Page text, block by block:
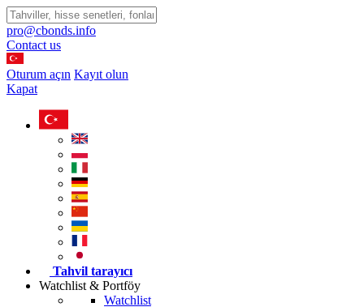
pro@cbonds.info
Contact us
Oturum açın Kayıt olun
Kapat
Tahvil tarayıcı
Watchlist & Portföy
Watchlist